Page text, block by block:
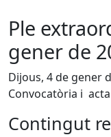
Ple
gener de
Dijous, 4 de gener
Convocatòria i
Contingut